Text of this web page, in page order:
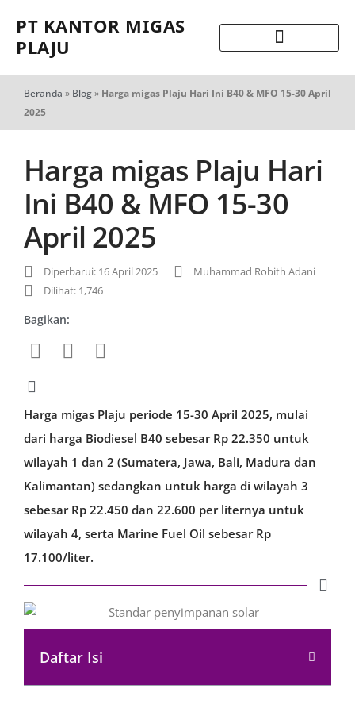
PT KANTOR MIGAS
PLAJU
Beranda » Blog» Harga migas Plaju Hari Ini B40 & MFO 15-30 April
2025
Harga migas Plaju Hari
Ini B40 & MFO 15-30
April 2025
Diperbarui: 16 April 2025
Muhammad Robith Adani
Dilihat: 1,746
Bagikan:
Harga migas Plaju periode 15-30 April 2025, mulai
dari harga Biodiesel B40 sebesar Rp 22.350 untuk
wilayah 1 dan 2 (Sumatera, Jawa, Bali, Madura dan
Kalimantan) sedangkan untuk harga di wilayah 3
sebesar Rp 22.450 dan 22.600 per liternya untuk
wilayah 4, serta Marine Fuel Oil sebesar Rp
17.100/liter.
Daftar Isi